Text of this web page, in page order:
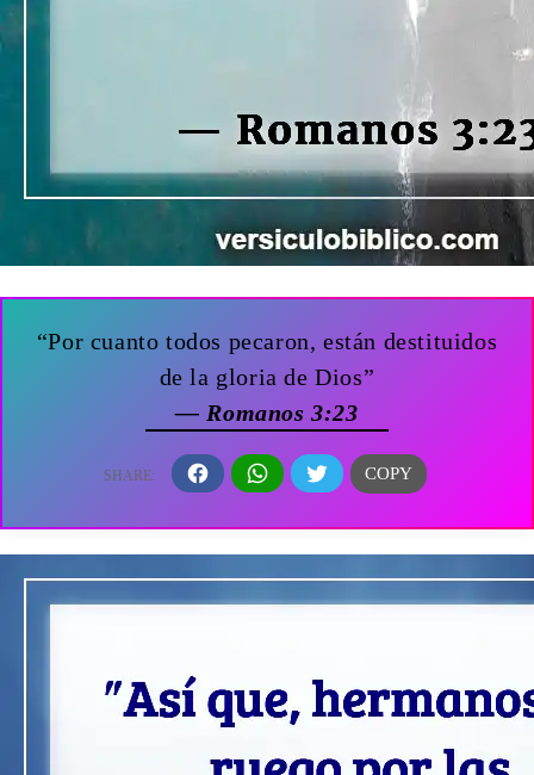
“Por cuanto todos pecaron, están destituidos
de la gloria de Dios”
— Romanos 3:23